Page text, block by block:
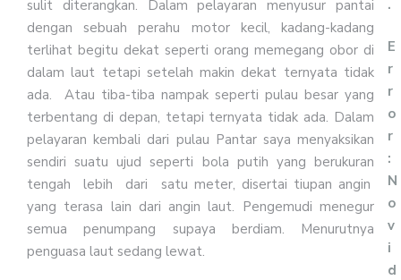
sulit diterangkan. Dalam pelayaran menyusur pantai
dengan sebuah perahu motor kecil, kadang-kadang
terlihat begitu dekat seperti orang memegang obor di
dalam laut tetapi setelah makin dekat ternyata tidak
ada. Atau tiba-tiba nampak seperti pulau besar yang
terbentang di depan, tetapi ternyata tidak ada. Dalam
pelayaran kembali dari pulau Pantar saya menyaksikan
sendiri suatu ujud seperti bola putih yang berukuran
tengah lebih dari satu meter, disertai tiupan angin
yang terasa lain dari angin laut. Pengemudi menegur
semua penumpang supaya berdiam. Menurutnya
penguasa laut sedang lewat.
.
E
r
r
o
r
:
N
o
v
i
d